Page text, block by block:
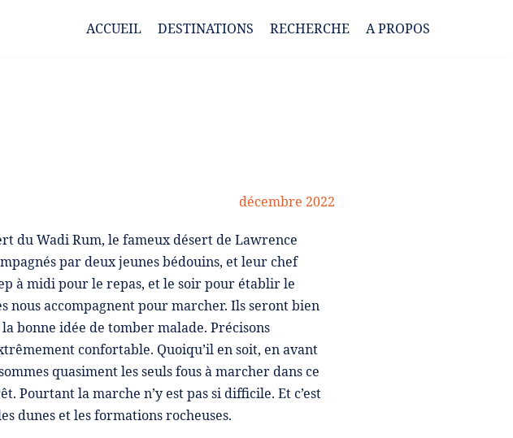
ACCUEIL DESTINATIONS RECHERCHE A PROPOS
décembre 2022
du Wadi Rum, le fameux désert de Lawrence
par deux jeunes bédouins, et leur chef
à midi pour le repas, et le soir pour établir le
nous accompagnent pour marcher. Ils seront bien
bonne idée de tomber malade. Précisons
confortable. Quoiqu’il en soit, en avant
quasiment les seuls fous à marcher dans ce
Pourtant la marche n’y est pas si difficile. Et c’est
dunes et les formations rocheuses.